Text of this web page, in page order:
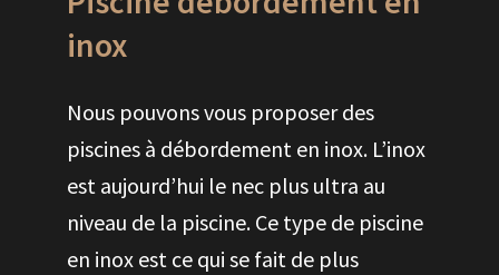
inox
Nous pouvons vous proposer des
piscines à débordement en inox. L’inox
est aujourd’hui le nec plus ultra au
niveau de la piscine. Ce type de piscine
en inox est ce qui se fait de plus